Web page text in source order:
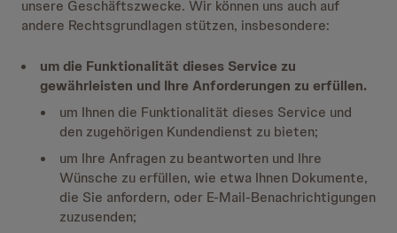
unsere Geschäftszwecke. Wir können uns auch auf
andere Rechtsgrundlagen stützen, insbesondere:
um die Funktionalität dieses Service zu
gewährleisten und Ihre Anforderungen zu erfüllen.
um Ihnen die Funktionalität dieses Service und
den zugehörigen Kundendienst zu bieten;
um Ihre Anfragen zu beantworten und Ihre
Wünsche zu erfüllen, wie etwa Ihnen Dokumente,
die Sie anfordern, oder E-Mail-Benachrichtigungen
zuzusenden;